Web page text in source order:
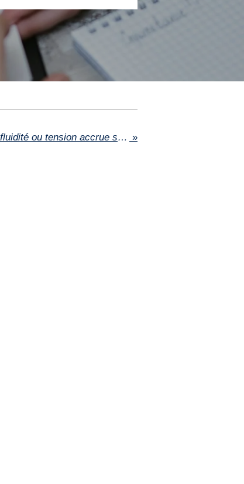
L'assurance loyer impayé : fluidité ou tension accrue sur le marché locatif ? »